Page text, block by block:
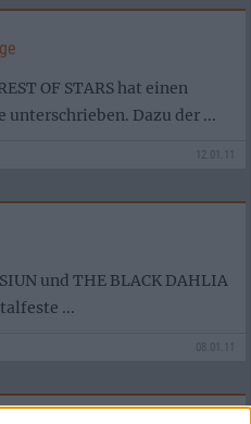
OF STARS hat einen
unterschrieben. Dazu der ...
12.01.11
und THE BLACK DAHLIA
...
08.01.11